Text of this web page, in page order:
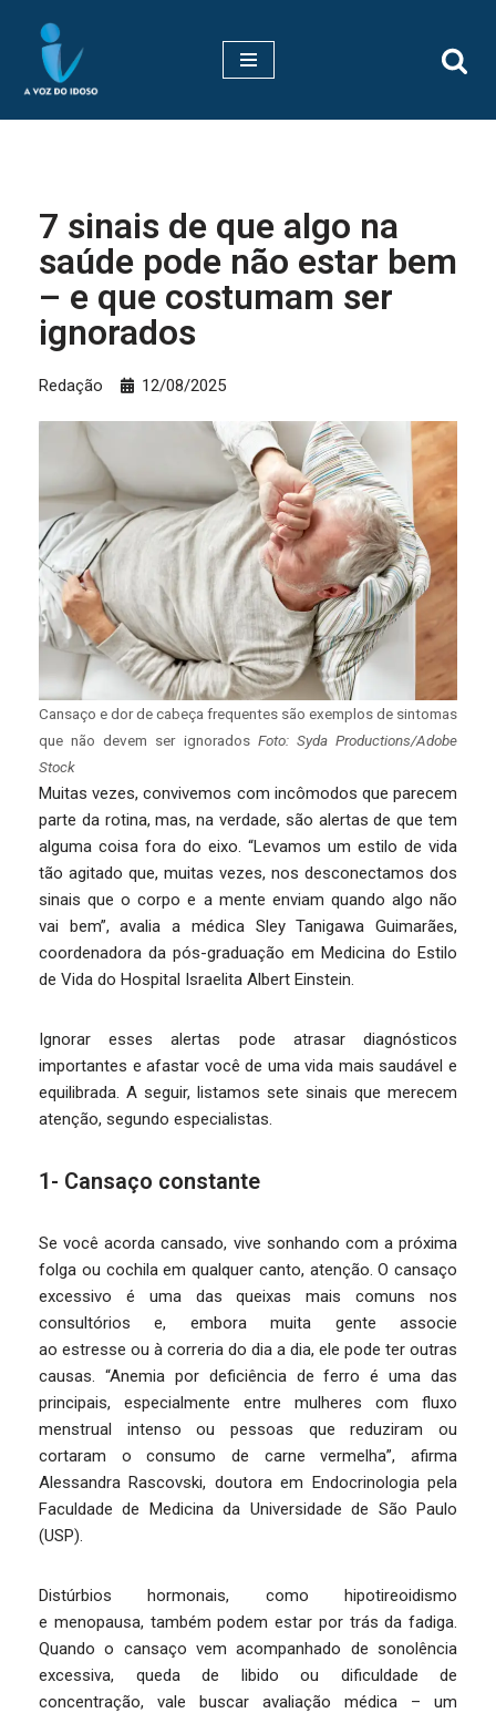
Pular
para
7 sinais de que algo na
saúde pode não estar bem
– e que costumam ser
ignorados
Redação 12/08/2025
Cansaço e dor de cabeça frequentes são exemplos de sintomas
que não devem ser ignorados Foto: Syda Productions/Adobe
Stock
Muitas vezes, convivemos com incômodos que parecem
parte da rotina, mas, na verdade, são alertas de que tem
alguma coisa fora do eixo. “Levamos um estilo de vida
tão agitado que, muitas vezes, nos desconectamos dos
sinais que o corpo e a mente enviam quando algo não
vai bem”, avalia a médica Sley Tanigawa Guimarães,
coordenadora da pós-graduação em Medicina do Estilo
de Vida do Hospital Israelita Albert Einstein.
Ignorar esses alertas pode atrasar diagnósticos
importantes e afastar você de uma vida mais saudável e
equilibrada. A seguir, listamos sete sinais que merecem
atenção, segundo especialistas.
1- Cansaço constante
Se você acorda cansado, vive sonhando com a próxima
folga ou cochila em qualquer canto, atenção. O cansaço
excessivo é uma das queixas mais comuns nos
consultórios e, embora muita gente associe
ao estresse ou à correria do dia a dia, ele pode ter outras
causas. “Anemia por deficiência de ferro é uma das
principais, especialmente entre mulheres com fluxo
menstrual intenso ou pessoas que reduziram ou
cortaram o consumo de carne vermelha”, afirma
Alessandra Rascovski, doutora em Endocrinologia pela
Faculdade de Medicina da Universidade de São Paulo
(USP).
Distúrbios hormonais, como hipotireoidismo
e menopausa, também podem estar por trás da fadiga.
Quando o cansaço vem acompanhado de sonolência
excessiva, queda de libido ou dificuldade de
concentração, vale buscar avaliação médica – um